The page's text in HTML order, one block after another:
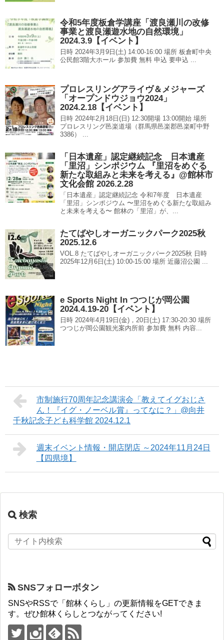
令和5年度板倉学講座「渡良瀬川の改修
事業と渡良瀬遊水地の自然環境」
2024.3.9【イベント】
日時 2024年3月9日(土) 14:00-16:00 場所 板倉町中央
公民館3階大ホール 参加費 無料 申込 要申込 ...
プロレスリングアライヴ＆メジャーズ
「オープンドウジョウ2024」
2024.2.18【イベント】
日時 2024年2月18日(日) 12:30開場 13:00開始 場所
プロレスリング邑楽道場（群馬県邑楽郡邑楽町中野
3386） ...
「日本遺産」認定継続記念 日本遺産
「里沼」シンポジウム 『里沼をめぐる
新たな取組みと未来を考える』@館林市
文化会館 2026.2.28
「日本遺産」認定継続記念 令和7年度 日本遺産
「里沼」シンポジウム 〜里沼をめぐる新たな取組み
と未来を考える〜 館林の「里沼」が、...
たてばやしオーガニックパーク2025秋
2025.12.6
VOL.8 たてばやしオーガニックパーク2025秋 日時
2025年12月6日(土) 10:00-15:00 場所 近藤沼公園 ...
e Sports Night In つつじが岡公園
2024.4.19-20【イベント】
日時 2024年4月19日(金)，20日(土) 17:30-20:30 場所
つつじが岡公園観光案内所前 参加費 無料 内容...
市制施行70周年記念講演会「教えてイグおじさ
ん！『イグ・ノーベル賞』ってなに？」@向井
千秋記念子ども科学館 2024.12.1
週末イベント情報・開店閉店 ～2024年11月24日
【四県境】
検索
SNSフォローボタン
SNSやRSSで「館林くらし」の更新情報をGETできま
す。ぜひ館林くらしとつながってください!